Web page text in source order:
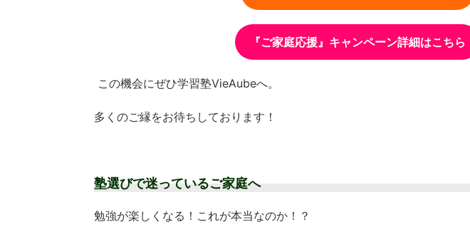
『ご家庭応援』キャンペーン詳細はこちら
この機会にぜひ学習塾VieAubeへ。
多くのご縁をお待ちしております！
塾選びで迷っているご家庭へ
勉強が楽しくなる！これが本当なのか！？